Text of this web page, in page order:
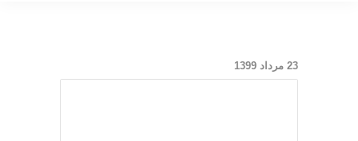
23 مرداد 1399